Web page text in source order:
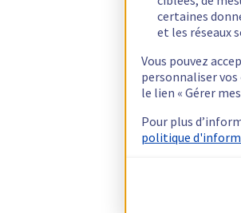
certaines
et les réseaux
Vous pouvez
personnaliser
le lien « Gérer
Pour plus
politique